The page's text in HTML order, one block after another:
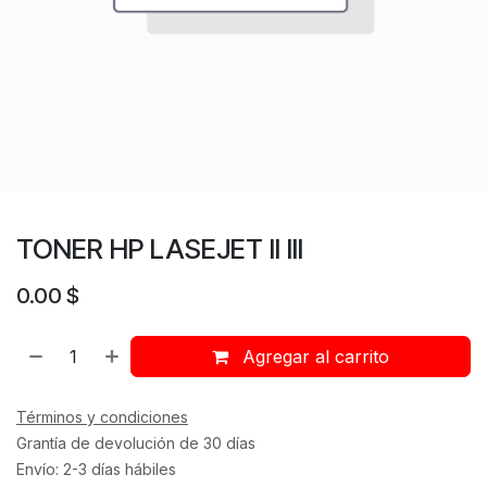
TONER HP LASEJET II III
0.00 $
Agregar al carrito
Términos y condiciones
Grantía de devolución de 30 días
Envío: 2-3 días hábiles